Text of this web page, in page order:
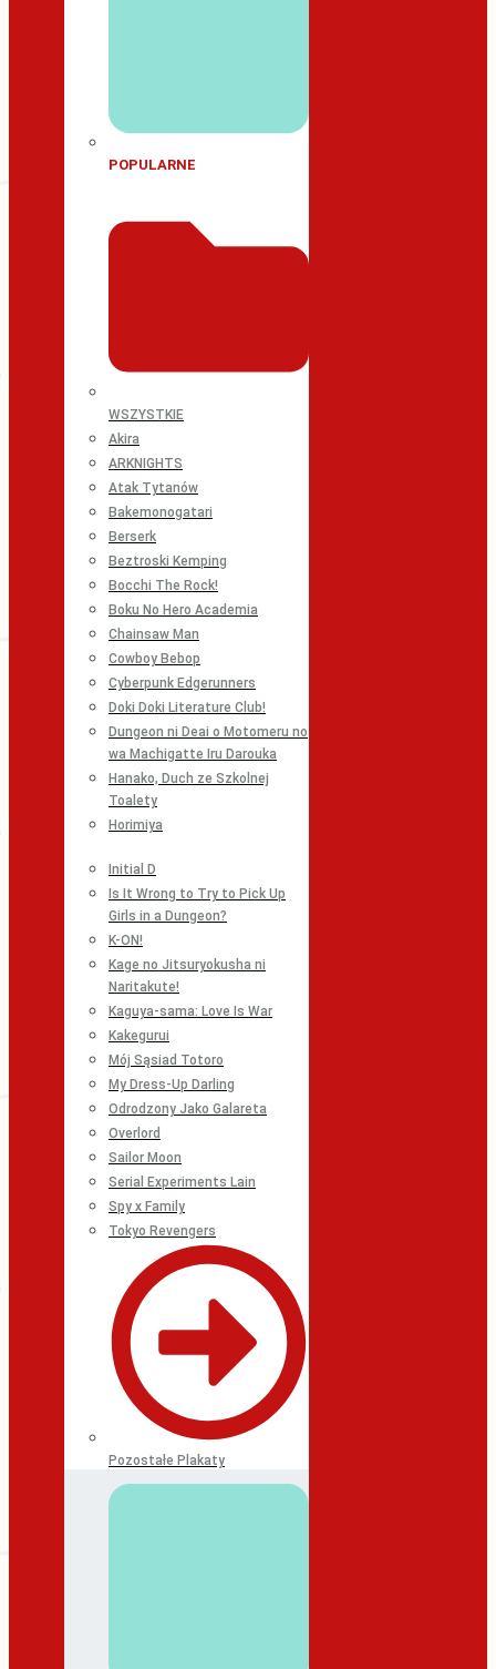
POPULARNE
WSZYSTKIE
Akira
ARKNIGHTS
Atak Tytanów
Bakemonogatari
Berserk
Beztroski Kemping
Bocchi The Rock!
Boku No Hero Academia
Chainsaw Man
Cowboy Bebop
Cyberpunk Edgerunners
Doki Doki Literature Club!
Dungeon ni Deai o Motomeru no
wa Machigatte Iru Darouka
Hanako, Duch ze Szkolnej
Toalety
Horimiya
Initial D
Is It Wrong to Try to Pick Up
Girls in a Dungeon?
K-ON!
Kage no Jitsuryokusha ni
Naritakute!
Kaguya-sama: Love Is War
Kakegurui
Mój Sąsiad Totoro
My Dress-Up Darling
Odrodzony Jako Galareta
Overlord
Sailor Moon
Serial Experiments Lain
Spy x Family
Tokyo Revengers
Pozostałe Plakaty